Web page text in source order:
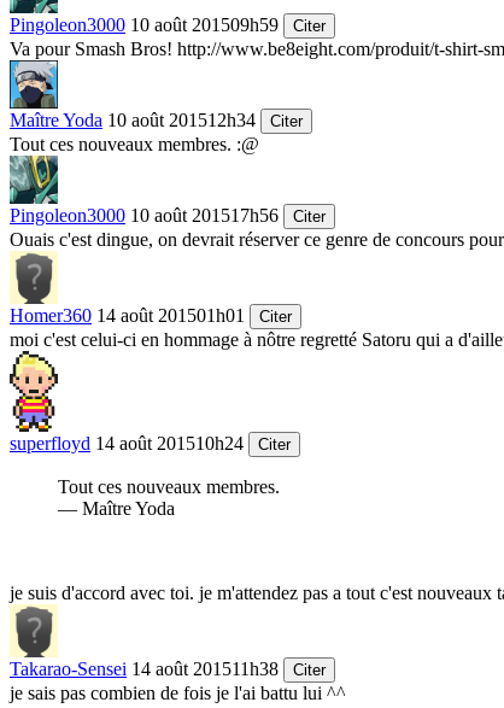
Pingoleon3000 10 août 201509h59 Citer
Va pour Smash Bros! http://www.be8eight.com/produit/t-shirt-
Maître Yoda 10 août 201512h34 Citer
Tout ces nouveaux membres. :@
Pingoleon3000 10 août 201517h56 Citer
Ouais c'est dingue, on devrait réserver ce genre de concours
Homer360 14 août 201501h01 Citer
moi c'est celui-ci en hommage à nôtre regretté Satoru qui a
superfloyd 14 août 201510h24 Citer
Tout ces nouveaux membres.
— Maître Yoda
je suis d'accord avec toi. je m'attendez pas a tout c'est nouveaux
Takarao-Sensei 14 août 201511h38 Citer
je sais pas combien de fois je l'ai battu lui ^^